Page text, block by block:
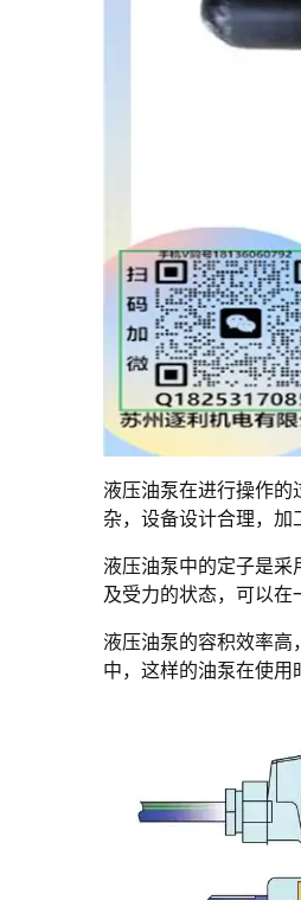
液压油泵在进行操作
杂，设备设计合理，加
液压油泵中的定子是
及受力的状态，可以在
液压油泵的容积效率
中，这样的油泵在使用